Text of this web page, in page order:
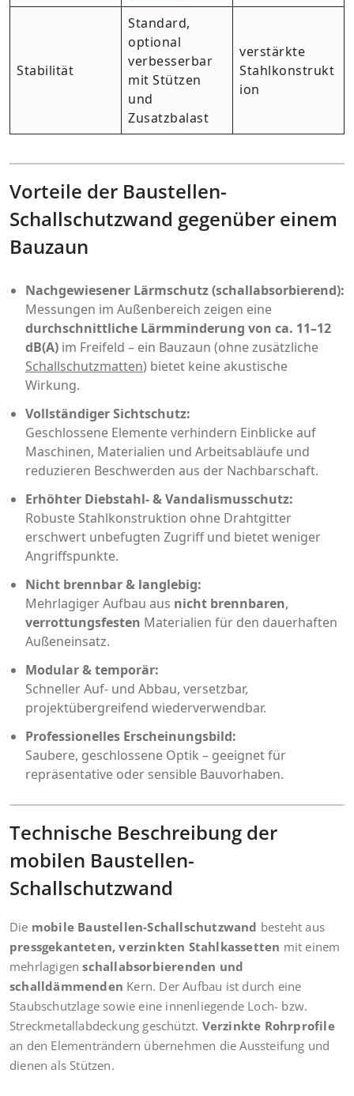
Stabilität
Standard,
optional
verbesserbar
mit Stützen
und
Zusatzbalast
verstärkte
Stahlkonstrukt
ion
Vorteile der Baustellen-
Schallschutzwand gegenüber einem
Bauzaun
Nachgewiesener Lärmschutz (schallabsorbierend):
Messungen im Außenbereich zeigen eine
durchschnittliche Lärmminderung von ca. 11–12
dB(A) im Freifeld – ein Bauzaun (ohne zusätzliche
Schallschutzmatten) bietet keine akustische
Wirkung.
Vollständiger Sichtschutz:
Geschlossene Elemente verhindern Einblicke auf
Maschinen, Materialien und Arbeitsabläufe und
reduzieren Beschwerden aus der Nachbarschaft.
Erhöhter Diebstahl- & Vandalismusschutz:
Robuste Stahlkonstruktion ohne Drahtgitter
erschwert unbefugten Zugriff und bietet weniger
Angriffspunkte.
Nicht brennbar & langlebig:
Mehrlagiger Aufbau aus nicht brennbaren,
verrottungsfesten Materialien für den dauerhaften
Außeneinsatz.
Modular & temporär:
Schneller Auf- und Abbau, versetzbar,
projektübergreifend wiederverwendbar.
Professionelles Erscheinungsbild:
Saubere, geschlossene Optik – geeignet für
repräsentative oder sensible Bauvorhaben.
Technische Beschreibung der
mobilen Baustellen-
Schallschutzwand
Die mobile Baustellen-Schallschutzwand besteht aus
pressgekanteten, verzinkten Stahlkassetten mit einem
mehrlagigenschallabsorbierenden und
schalldämmenden Kern. Der Aufbau ist durch eine
Staubschutzlage sowie eine innenliegende Loch- bzw.
Streckmetallabdeckung geschützt. Verzinkte Rohrprofile
an den Elementrändern übernehmen die Aussteifung und
dienen als Stützen.